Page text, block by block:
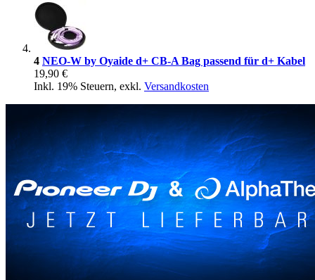
4 NEO-W by Oyaide d+ CB-A Bag passend für d+ Kabel
19,90 €
Inkl. 19% Steuern, exkl. Versandkosten